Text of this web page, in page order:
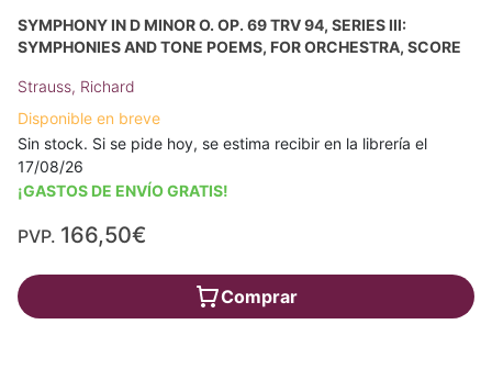
SYMPHONY IN D MINOR O. OP. 69 TRV 94, SERIES III:
SYMPHONIES AND TONE POEMS, FOR ORCHESTRA, SCORE
Strauss, Richard
Disponible en breve
Sin stock. Si se pide hoy, se estima recibir en la librería el
17/08/26
¡GASTOS DE ENVÍO GRATIS!
PVP. 166,50€
Comprar